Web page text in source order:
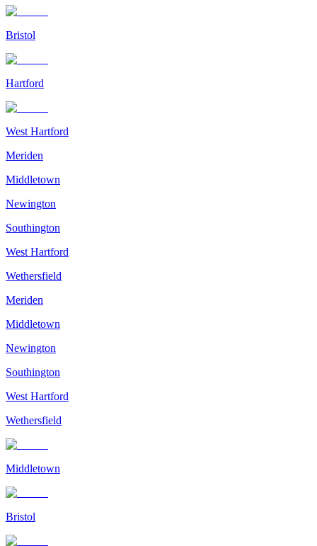
Bristol
Hartford
West Hartford
Meriden
Middletown
Newington
Southington
West Hartford
Wethersfield
Meriden
Middletown
Newington
Southington
West Hartford
Wethersfield
Middletown
Bristol